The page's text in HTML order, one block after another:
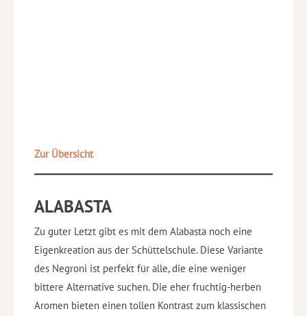
Zur Übersicht
ALABASTA
Zu guter Letzt gibt es mit dem Alabasta noch eine
Eigenkreation aus der Schüttelschule. Diese Variante
des Negroni ist perfekt für alle, die eine weniger
bittere Alternative suchen. Die eher fruchtig-herben
Aromen bieten einen tollen Kontrast zum klassischen